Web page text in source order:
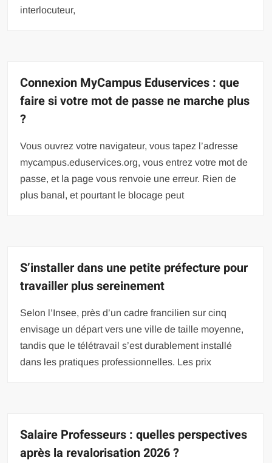
interlocuteur,
Connexion MyCampus Eduservices : que
faire si votre mot de passe ne marche plus
?
Vous ouvrez votre navigateur, vous tapez l’adresse
mycampus.eduservices.org, vous entrez votre mot de
passe, et la page vous renvoie une erreur. Rien de
plus banal, et pourtant le blocage peut
S’installer dans une petite préfecture pour
travailler plus sereinement
Selon l’Insee, près d’un cadre francilien sur cinq
envisage un départ vers une ville de taille moyenne,
tandis que le télétravail s’est durablement installé
dans les pratiques professionnelles. Les prix
Salaire Professeurs : quelles perspectives
après la revalorisation 2026 ?